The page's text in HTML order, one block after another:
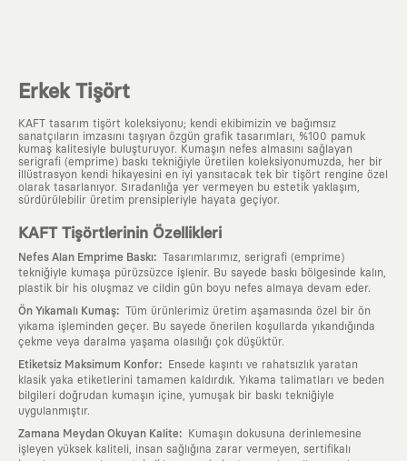
Erkek Tişört
KAFT tasarım tişört koleksiyonu; kendi ekibimizin ve bağımsız
sanatçıların imzasını taşıyan özgün grafik tasarımları, %100 pamuk
kumaş kalitesiyle buluşturuyor. Kumaşın nefes almasını sağlayan
serigrafi (emprime) baskı tekniğiyle üretilen koleksiyonumuzda, her bir
illüstrasyon kendi hikayesini en iyi yansıtacak tek bir tişört rengine özel
olarak tasarlanıyor. Sıradanlığa yer vermeyen bu estetik yaklaşım,
sürdürülebilir üretim prensipleriyle hayata geçiyor.
KAFT Tişörtlerinin Özellikleri
Nefes Alan Emprime Baskı: Tasarımlarımız, serigrafi (emprime)
tekniğiyle kumaşa pürüzsüzce işlenir. Bu sayede baskı bölgesinde kalın,
plastik bir his oluşmaz ve cildin gün boyu nefes almaya devam eder.
Ön Yıkamalı Kumaş: Tüm ürünlerimiz üretim aşamasında özel bir ön
yıkama işleminden geçer. Bu sayede önerilen koşullarda yıkandığında
çekme veya daralma yaşama olasılığı çok düşüktür.
Etiketsiz Maksimum Konfor:
Ensede kaşıntı ve rahatsızlık yaratan
klasik yaka etiketlerini tamamen kaldırdık. Yıkama talimatları ve beden
bilgileri doğrudan kumaşın içine, yumuşak bir baskı tekniğiyle
uygulanmıştır.
Zamana Meydan Okuyan Kalite:
Kumaşın dokusuna derinlemesine
işleyen yüksek kaliteli, insan sağlığına zarar vermeyen, sertifikalı